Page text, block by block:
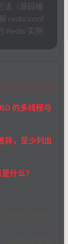
法（源码编
redis.conf
Redis 实例
的多线程与
异，至少列出
什么？